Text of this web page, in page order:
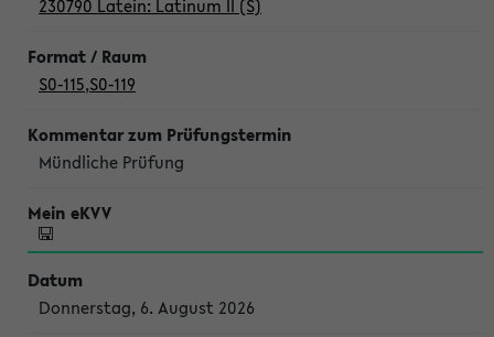
230790 Latein: Latinum II (S)
S0-115,S0-119
Mündliche Prüfung
Donnerstag, 6. August 2026